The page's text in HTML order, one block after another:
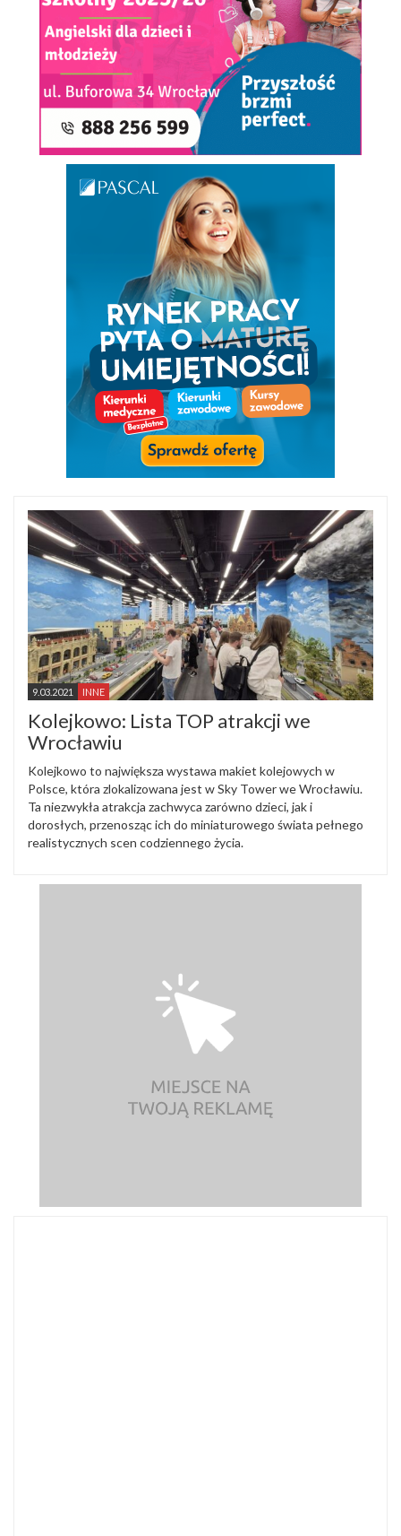
9.03.2021 INNE
Kolejkowo: Lista TOP atrakcji we
Wrocławiu
Kolejkowo to największa wystawa makiet kolejowych w
Polsce, która zlokalizowana jest w Sky Tower we Wrocławiu.
Ta niezwykła atrakcja zachwyca zarówno dzieci, jak i
dorosłych, przenosząc ich do miniaturowego świata pełnego
realistycznych scen codziennego życia.